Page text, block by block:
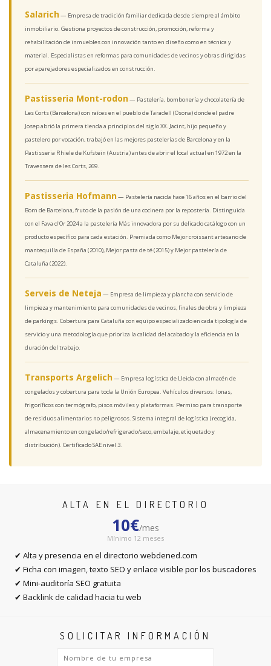
Salarich— Empresa de tradición familiar dedicada desde siempre al ámbito
inmobiliario. Gestiona proyectos de construcción, promoción, reforma y
rehabilitación de inmuebles con innovación tanto en diseño como en técnica y
material. Especialistas en reformas para comunidades de vecinos y obras dirigidas
por aparejadores especializados en construcción.
Pastisseria Mont-rodon— Pastelería, bombonería y chocolatería de
Les Corts (Barcelona) con raíces en el pueblo de Taradell (Osona) donde el padre
Josep abrió la primera tienda a principios del siglo XX. Jacint, hijo pequeño y
pastelero por vocación, trabajó en las mejores pastelerías de Barcelona y en la
Pastisseria Rhiele de Kufstein (Austria) antes de abrir el local actual en 1972 en la
Travessera de les Corts, 269.
Pastisseria Hofmann— Pastelería nacida hace 16 años en el barrio del
Born de Barcelona, fruto de la pasión de una cocinera por la repostería. Distinguida
con el Fava d'Or 2024 a la pastelería Más innovadora por su delicado catálogo con un
producto específico para cada estación. Premiada como Mejor croissant artesano de
mantequilla de España (2010), Mejor pasta de té (2015) y Mejor pastelería de
Cataluña (2022).
Serveis de Neteja — Empresa de limpieza y plancha con servicio de
limpieza y mantenimiento para comunidades de vecinos, finales de obra y limpieza
de parkings. Cobertura para Cataluña con equipo especializado en cada tipología de
servicio y una metodología que prioriza la calidad del acabado y la eficiencia en la
duración del trabajo.
Transports Argelich— Empresa logística de Lleida con almacén de
congelados y cobertura para toda la Unión Europea. Vehículos diversos: lonas,
frigoríficos con termógrafo, pisos móviles y plataformas. Permiso para transporte
de residuos alimentarios no peligrosos. Sistema integral de logística (recogida,
almacenamiento en congelado/refrigerado/seco, embalaje, etiquetado y
distribución). Certificado SAE nivel 3.
ALTA EN EL DIRECTORIO
10€/mes
Mínimo 12 meses
✔ Alta y presencia en el directorio webdened.com
✔ Ficha con imagen, texto SEO y enlace visible por los buscadores
✔ Mini-auditoría SEO gratuita
✔ Backlink de calidad hacia tu web
SOLICITAR INFORMACIÓN